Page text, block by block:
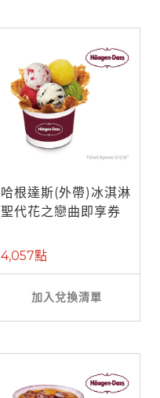
哈根達斯(外帶)冰淇淋
聖代花之戀曲即享券
4,057點
加入兌換清單